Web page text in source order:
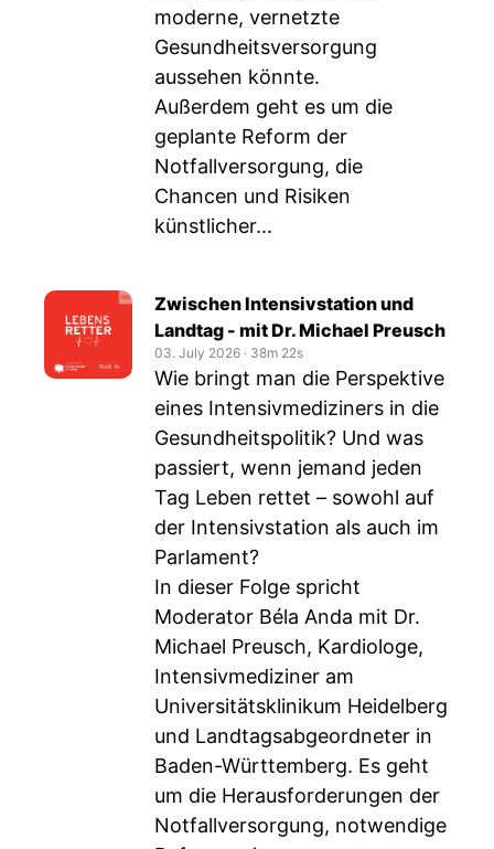
moderne, vernetzte
Gesundheitsversorgung
aussehen könnte.
Außerdem geht es um die
geplante Reform der
Notfallversorgung, die
Chancen und Risiken
künstlicher...
Zwischen Intensivstation und
Landtag - mit Dr. Michael Preusch
03. July 2026 ‧ 38m 22s
Wie bringt man die Perspektive
eines Intensivmediziners in die
Gesundheitspolitik? Und was
passiert, wenn jemand jeden
Tag Leben rettet – sowohl auf
der Intensivstation als auch im
Parlament?
In dieser Folge spricht
Moderator Béla Anda mit Dr.
Michael Preusch, Kardiologe,
Intensivmediziner am
Universitätsklinikum Heidelberg
und Landtagsabgeordneter in
Baden-Württemberg. Es geht
um die Herausforderungen der
Notfallversorgung, notwendige